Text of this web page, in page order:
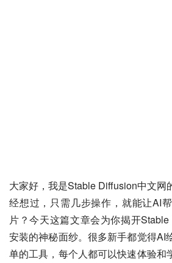
大家好，我是Stable Diffusion中文网
经想过，只需几步操作，就能让AI
片？今天这篇文章会为你揭开
安装的神秘面纱。很多新手都觉得AI
单的工具，每个人都可以快速体验和